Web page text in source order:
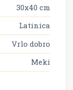
30x40 cm
Latinica
Vrlo dobro
Meki